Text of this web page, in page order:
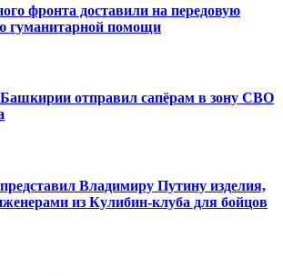
фронта доставили на передовую
гуманитарной помощи
отправил сапёрам в зону СВО
Владимиру Путину изделия,
из Кулибин-клуба для бойцов